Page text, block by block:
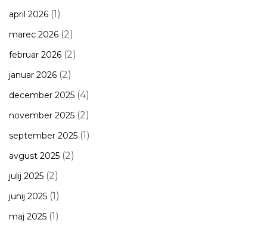
april 2026 (1)
marec 2026 (2)
februar 2026 (2)
januar 2026 (2)
december 2025 (4)
november 2025 (2)
september 2025 (1)
avgust 2025 (2)
julij 2025 (2)
junij 2025 (1)
maj 2025 (1)